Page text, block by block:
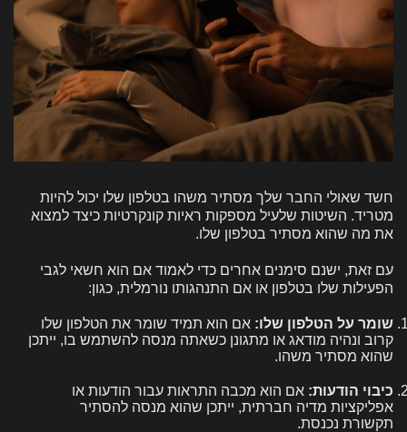
חשד שאולי החבר שלך מסתיר משהו בטלפון שלו יכול להיות
מטריד. השיטות שלעיל מספקות ראיות קונקרטיות כיצד למצוא
את מה שהוא מסתיר בטלפון שלו.
עם זאת, ישנם סימנים אחרים כדי לאמוד אם הוא חשאי לגבי
הפעילות שלו בטלפון או אם התנהגותו נורמלית, כגון:
שומר על הטלפון שלו: אם הוא תמיד שומר את הטלפון שלו
קרוב ונהיה מודאג או מתגונן כשאתה מנסה להשתמש בו, ייתכן
שהוא מסתיר משהו.
כיבוי הודעות: אם הוא מכבה התראות עבור הודעות או
אפליקציות מדיה חברתית, ייתכן שהוא מנסה להסתיר
תקשורת נכנסת.